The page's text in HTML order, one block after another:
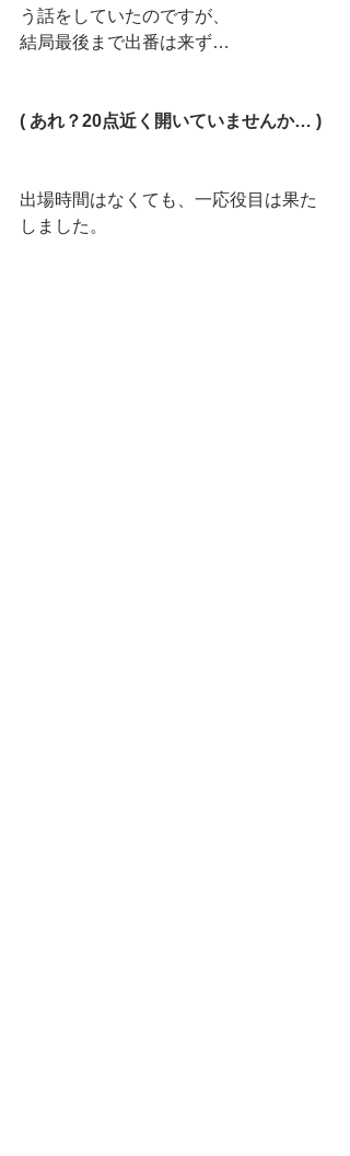
う話をしていたのですが、
結局最後まで出番は来ず…
( あれ？20点近く開いていませんか… )
出場時間はなくても、一応役目は果た
しました。